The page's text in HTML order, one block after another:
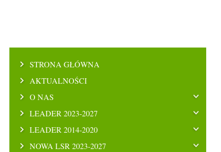
STRONA GŁÓWNA
AKTUALNOŚCI
O NAS
LEADER 2023-2027
LEADER 2014-2020
NOWA LSR 2023-2027